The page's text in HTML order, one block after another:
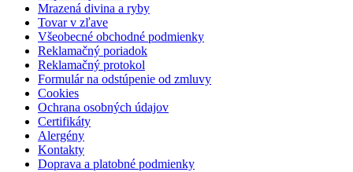
Mrazená divina a ryby
Tovar v zľave
Všeobecné obchodné podmienky
Reklamačný poriadok
Reklamačný protokol
Formulár na odstúpenie od zmluvy
Cookies
Ochrana osobných údajov
Certifikáty
Alergény
Kontakty
Doprava a platobné podmienky